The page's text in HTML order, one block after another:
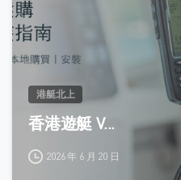
港艇北上
香港遊艇 V...
2026 年 6 月 20 日